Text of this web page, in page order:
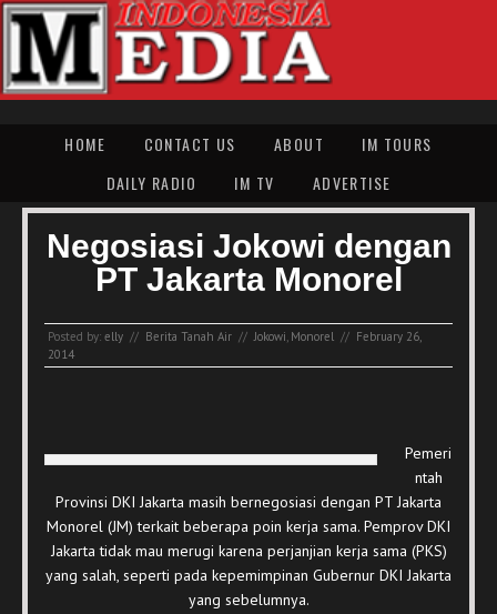
HOME CONTACT US ABOUT
IM TOURS
DAILY RADIO
IM TV ADVERTISE
Negosiasi Jokowi dengan
PT Jakarta Monorel
Posted by: elly // Berita Tanah Air // Jokowi Monorel // February 26,
2014
Pemeri
ntah
Provinsi DKI Jakarta masih bernegosiasi dengan PT Jakarta
Monorel (JM) terkait beberapa poin kerja sama. Pemprov DKI
Jakarta tidak mau merugi karena perjanjian kerja sama (PKS)
yang salah, seperti pada kepemimpinan Gubernur DKI Jakarta
yang sebelumnya.